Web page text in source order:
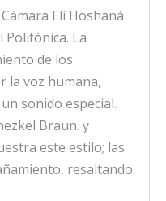
Elí Hoshaná
Polifónica. La
de los
la voz humana,
sonido especial.
Braun. y
este estilo; las
resaltando